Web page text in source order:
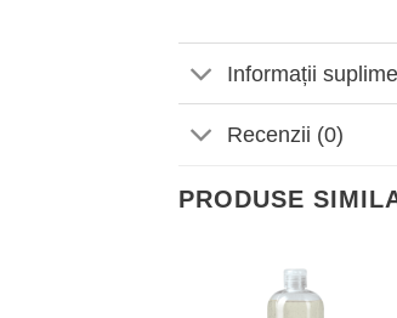
Informații
Recenzii (0)
PRODUSE